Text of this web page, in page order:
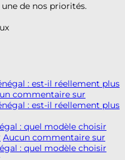
de nos priorités.
: est-il réellement plus
commentaire sur
: est-il réellement plus
: quel modèle choisir
Aucun commentaire sur
: quel modèle choisir